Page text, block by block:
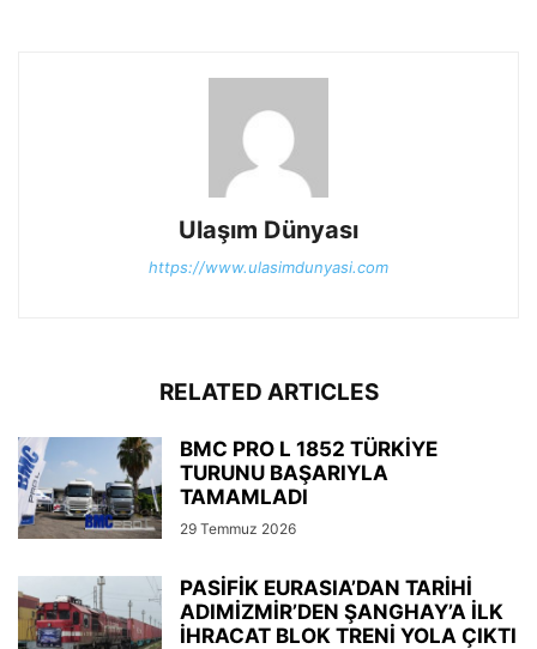
Ulaşım Dünyası
https://www.ulasimdunyasi.com
RELATED ARTICLES
BMC PRO L 1852 TÜRKİYE
TURUNU BAŞARIYLA
TAMAMLADI
29 Temmuz 2026
PASİFİK EURASIA’DAN TARİHİ
ADIMİZMİR’DEN ŞANGHAY’A İLK
İHRACAT BLOK TRENİ YOLA ÇIKTI